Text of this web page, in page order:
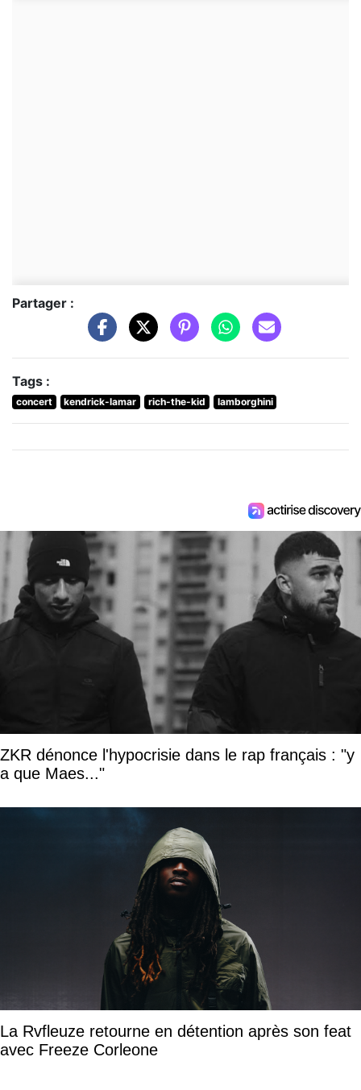
Partager :
Tags :
concert kendrick-lamar rich-the-kid lamborghini
ZKR dénonce l'hypocrisie dans le rap français : "y
a que Maes..."
La Rvfleuze retourne en détention après son feat
avec Freeze Corleone